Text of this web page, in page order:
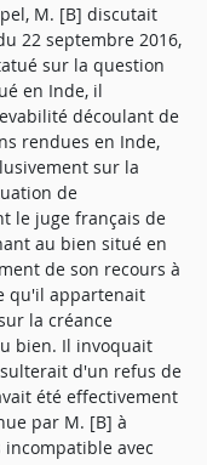
M. [B] discutait
22 septembre 2016,
sur la question
en Inde, il
découlant de
rendues en Inde,
sur la
de
le juge français de
au bien situé en
de son recours à
qu'il appartenait
la créance
bien. Il invoquait
d'un refus de
été effectivement
par M. [B] à
avec